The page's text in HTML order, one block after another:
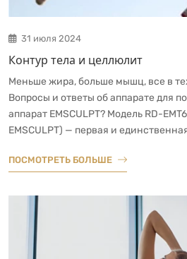
31 июля 2024
Контур тела и целлюлит
Меньше жира, больше мышц, все в
Вопросы и ответы об аппарате для
аппарат EMSCULPT? Модель RD-
EMSCULPT) — первая и
ПОСМОТРЕТЬ БОЛЬШЕ